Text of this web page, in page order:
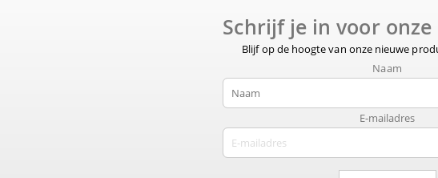
Schrijf je in voor
Blijf op de hoogte van onze nieuwe
Naam
E-mailadres